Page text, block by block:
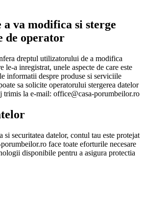
va modifica si sterge
de operator
dreptul utilizatorului de a modifica
le-a inregistrat, unele aspecte de care este
informatii despre produse si serviciile
sa solicite operatorului stergerea datelor
trimis la e-mail: office@casa-porumbeilor.ro
si securitatea datelor, contul tau este protejat
face toate eforturile necesare
disponibile pentru a asigura protectia